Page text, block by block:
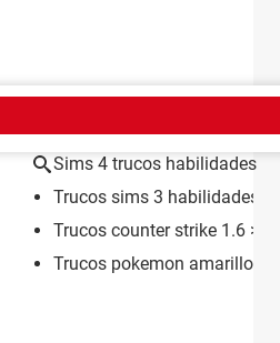
Sims 4 trucos habilidades
Trucos sims 3 habilidades
Trucos counter strike 1.6 >
Trucos pokemon amarillo